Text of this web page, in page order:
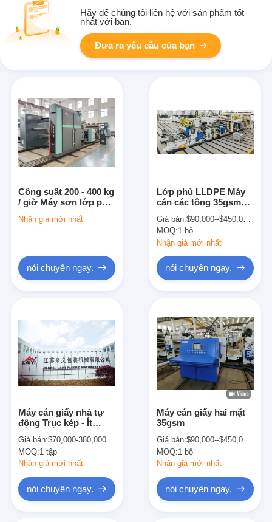
Hãy để chúng tôi liên hệ với sản phẩm tốt
nhất với bạn.
Đưa ra yêu cầu của bạn
Công suất 200 - 400 kg
/ giờ Máy sơn lớp phủ
200 M/min
Nhận giá mới nhất
nói chuyện ngay.
Lớp phủ LLDPE Máy
cán các tông 35gsm
Giá bán:$90,000--$450,000/set
MOQ:1 bộ
Nhận giá mới nhất
nói chuyện ngay.
Máy cán giấy nhả tự
động Trục kép - Ít
T-die
Giá bán:$70,000-380,000
MOQ:1 tập
Nhận giá mới nhất
nói chuyện ngay.
Máy cán giấy hai mặt
35gsm
Giá bán:$90,000--$450,000/set
MOQ:1 bộ
Nhận giá mới nhất
nói chuyện ngay.